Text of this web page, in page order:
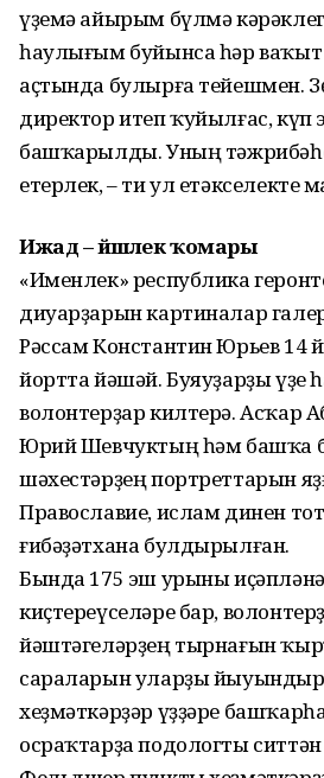
үҙемә айырым бүлмә
һаулығым буйынса һәр ваҡыт
аҫтында булырға тейешмен.
директор итеп ҡуйылғас, күп
башҡарылды. Уның
етерлек, – ти ул етәкселекте
Ижад – йәшлек ҡомары
«Именлек» республика
диуарҙарын картиналар
Рәссам Константин Юрьев 14
йортта йәшәй. Буяуҙарҙы үҙе
волонтерҙар килтерә. Асҡар
Юрий Шевчуктың һәм башҡа
шәхестәрҙең портреттарын
Православие, ислам динен
ғибәҙәтхана булдырылған.
Бында 175 эш урыны
киҫтереүселәре бар,
йәштәгеләрҙең тырнағын
сараларын уларҙы
хеҙмәткәрҙәр үҙҙәре
осраҡтарҙа подологты